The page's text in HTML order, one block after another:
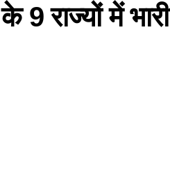
राज्यों में भारी